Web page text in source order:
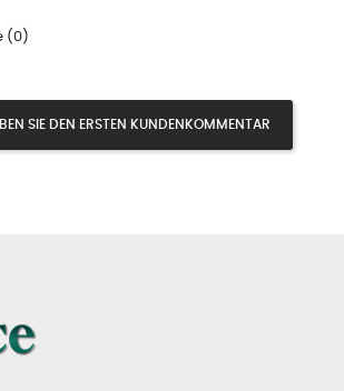
(0)
SIE DEN ERSTEN KUNDENKOMMENTAR